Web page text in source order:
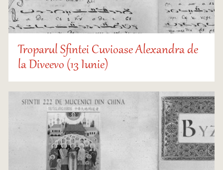
Troparul Sfintei Cuvioase Alexandra de
la Diveevo (13 Iunie)